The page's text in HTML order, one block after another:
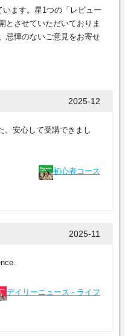
ます。星1つの「レビュー
とさせていただいておりま
忌憚のないご意見をお寄せ
2025-12
。安心して受講できまし
初心者コース
2025-11
デイリーニュース - ライフ